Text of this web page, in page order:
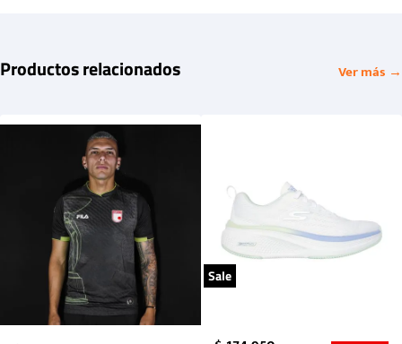
Productos relacionados Ver más →
Sale